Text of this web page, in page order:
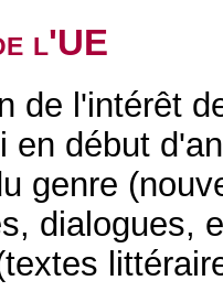
l'UE
de l'intérêt
en début
genre
dialogues,